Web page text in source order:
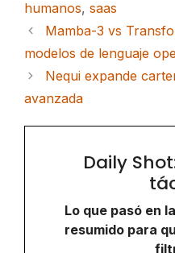
humanos, saas
Mamba-3 vs
modelos de lenguaje
Nequi expande
avanzada
Daily
Lo que pasó en
resumido para